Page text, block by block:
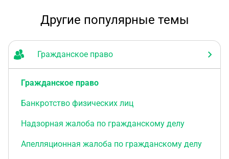
Другие популярные темы
Гражданское право
Гражданское право
Банкротство физических лиц
Надзорная жалоба по гражданскому делу
Апелляционная жалоба по гражданскому делу